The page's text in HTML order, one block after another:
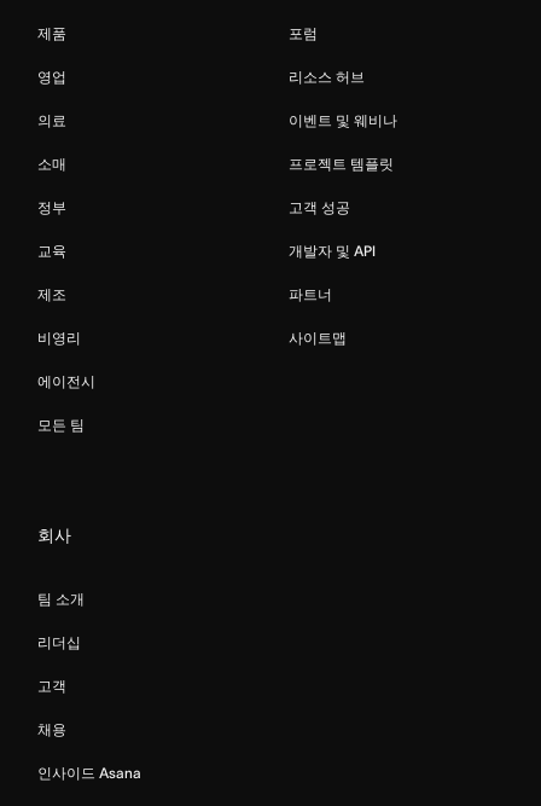
제품
영업
의료
소매
정부
교육
제조
비영리
에이전시
모든 팀
포럼
리소스 허브
이벤트 및 웨비나
프로젝트 템플릿
고객 성공
개발자 및 API
파트너
사이트맵
회사
팀 소개
리더십
고객
채용
인사이드 Asana